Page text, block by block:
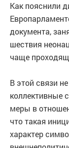
Как пояснили
документа,
шествия
чаще
В этой связи
коллективные
меры в
что такая
характер